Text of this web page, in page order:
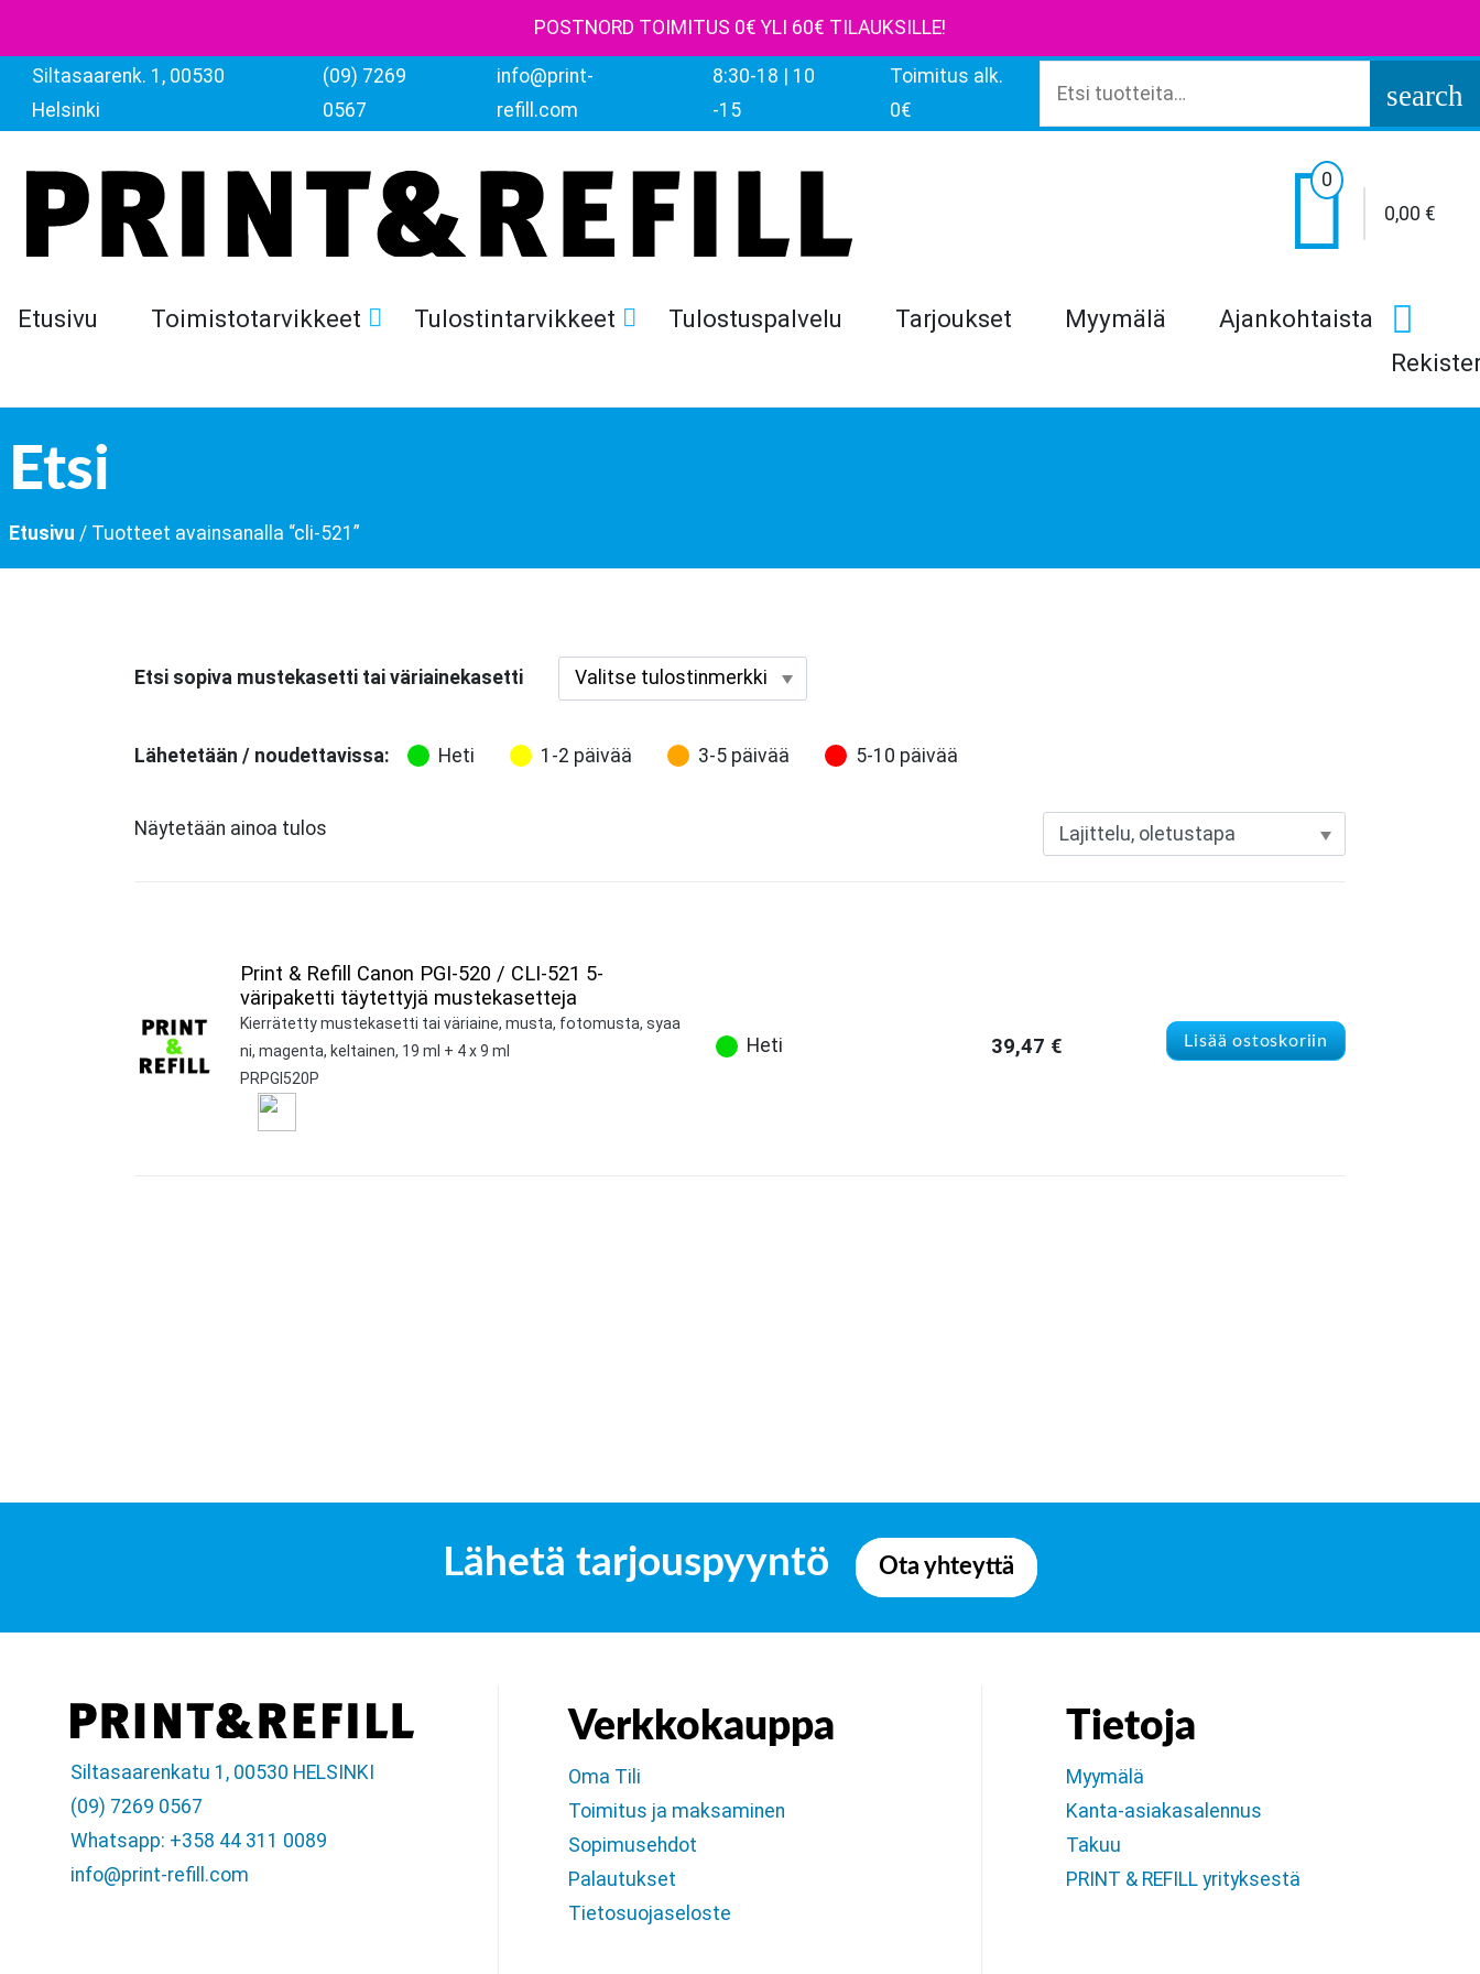
POSTNORD TOIMITUS 0€ YLI 60€ TILAUKSILLE!
Siltasaarenk. 1, 00530
Helsinki
(09) 7269
0567
info@print-
refill.com
8:30-18 | 10
-15
Toimitus alk.
0€
search

0
0,00 €
Etusivu Toimistotarvikkeet Tulostintarvikkeet Tulostuspalvelu Tarjoukset Myymälä
Ajankohtaista
Etsi
Etusivu / Tuotteet avainsanalla “cli-521”
Etsi sopiva mustekasetti tai väriainekasetti
Lähetetään / noudettavissa: Heti 1-2 päivää 3-5 päivää 5-10 päivää
Näytetään ainoa tulos
Print & Refill Canon PGI-520 / CLI-521 5-
väripaketti täytettyjä mustekasetteja
Kierrätetty mustekasetti tai väriaine, musta, fotomusta, syaa
ni, magenta, keltainen, 19 ml + 4 x 9 ml
PRPGI520P
Heti 39,47 € Lisää ostoskoriin
Lähetä tarjouspyyntö Ota yhteyttä
Siltasaarenkatu 1, 00530 HELSINKI
(09) 7269 0567
Whatsapp: +358 44 311 0089
info@print-refill.com
Verkkokauppa
Oma Tili
Toimitus ja maksaminen
Sopimusehdot
Palautukset
Tietosuojaseloste
Tietoja
Myymälä
Kanta-asiakasalennus
Takuu
PRINT & REFILL yrityksestä